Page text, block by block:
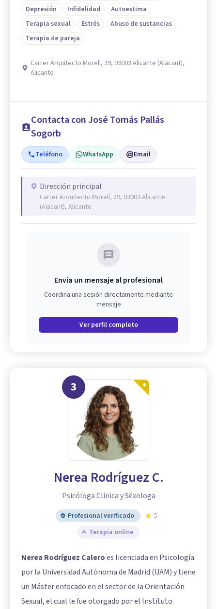
Depresión
Infidelidad
Autoestima
Terapia sexual
Estrés
Abuso de sustancias
Terapia de pareja
Carrer Arquitecto Morell, 29, 03003 Alicante (Alacant),
Alicante
Contacta con José Tomás Pallás
Sogorb
Teléfono WhatsApp Email
Dirección principal
Carrer Arquitecto Morell, 29, 03003 Alicante
(Alacant), Alicante
Envía un mensaje al profesional
Coordina una sesión directamente mediante
mensaje
Ver perfil completo
3
Nerea Rodríguez C.
Psicóloga Clínica y Séxologa
Profesional verificado
5
Terapia online
Nerea Rodríguez Caleroes licenciada en Psicología
por la Universidad Autónoma de Madrid (UAM) y tiene
un Máster enfocado en el sector de la Orientación
Sexual, el cual le fue otorgado por el Instituto